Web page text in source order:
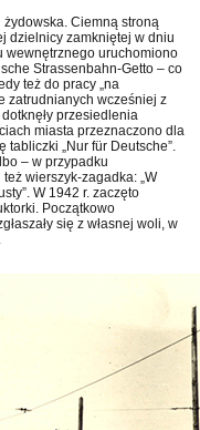
żydowska. Ciemną stroną
dzielnicy zamkniętej w dniu
wewnętrznego uruchomiono
Strassenbahn-Getto – co
też do pracy „na
zatrudnianych wcześniej z
przesiedlenia
miasta przeznaczono dla
tabliczki „Nur für Deutsche”.
– w przypadku
wierszyk-zagadka: „W
W 1942 r. zaczęto
Początkowo
się z własnej woli, w